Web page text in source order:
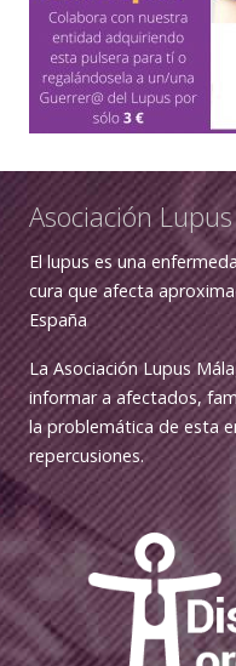
Asociación
El lupus es una
cura que afecta
España
La Asociación Lupus
informar a afectados,
la problemática de esta
repercusiones.